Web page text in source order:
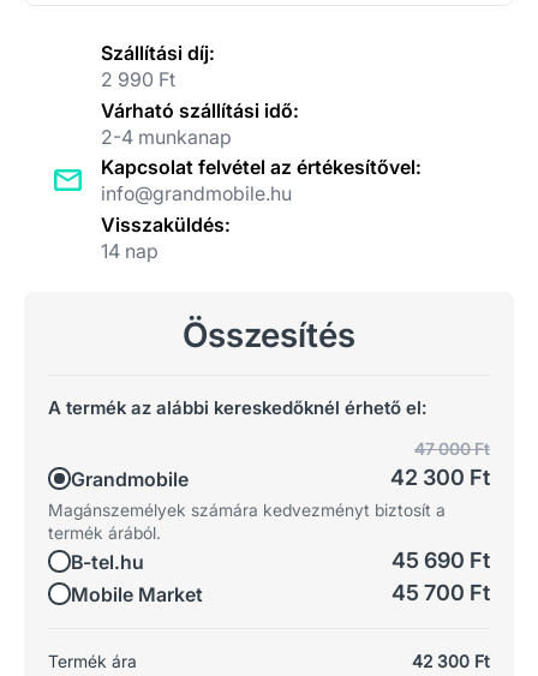
Szállítási díj:
2 990 Ft
Várható szállítási idő:
2-4 munkanap
Kapcsolat felvétel az értékesítővel:
info@grandmobile.hu
Visszaküldés:
14 nap
Összesítés
A termék az alábbi kereskedőknél érhető el:
Grandmobile
47 000 Ft
42 300 Ft
Magánszemélyek számára kedvezményt biztosít a
termék árából.
B-tel.hu 45 690 Ft
Mobile Market 45 700 Ft
Termék ára 42 300 Ft